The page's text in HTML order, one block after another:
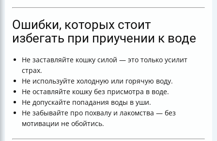
Ошибки, которых стоит
избегать при приучении к воде
Не заставляйте кошку силой — это только усилит
страх.
Не используйте холодную или горячую воду.
Не оставляйте кошку без присмотра в воде.
Не допускайте попадания воды в уши.
Не забывайте про похвалу и лакомства — без
мотивации не обойтись.